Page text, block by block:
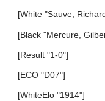
[White "Sauve,
[Black "Mercure,
[Result "1-0"]
[ECO "D07"]
[WhiteElo "1914"]